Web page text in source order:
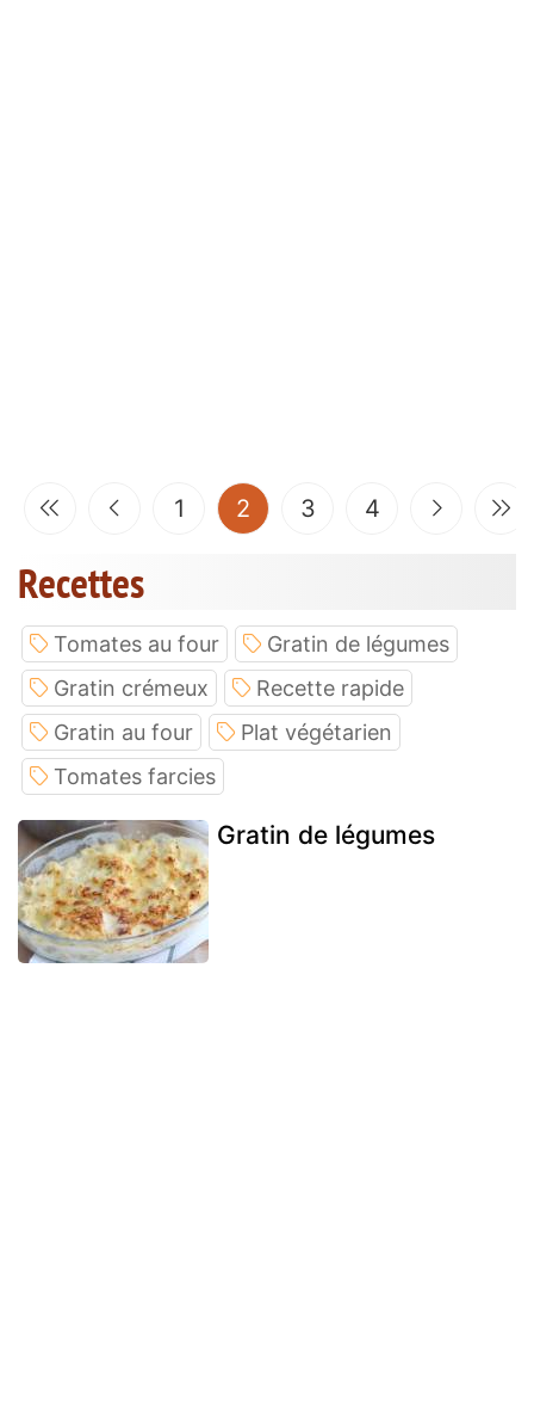
1 2 (current)
3 4
Recettes
Tomates au four
Gratin de légumes
Gratin crémeux
Recette rapide
Gratin au four
Plat végétarien
Tomates farcies
Gratin de légumes